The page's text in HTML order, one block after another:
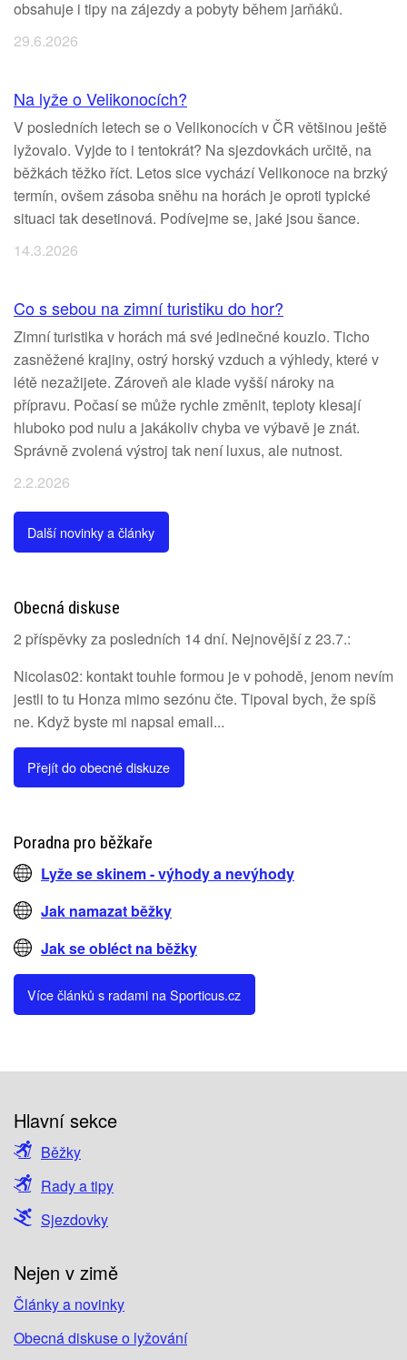
obsahuje i tipy na zájezdy a pobyty během jarňáků.
29.6.2026
Na lyže o Velikonocích?
V posledních letech se o Velikonocích v ČR většinou ještě
lyžovalo. Vyjde to i tentokrát? Na sjezdovkách určitě, na
běžkách těžko říct. Letos sice vychází Velikonoce na brzký
termín, ovšem zásoba sněhu na horách je oproti typické
situaci tak desetinová. Podívejme se, jaké jsou šance.
14.3.2026
Co s sebou na zimní turistiku do hor?
Zimní turistika v horách má své jedinečné kouzlo. Ticho
zasněžené krajiny, ostrý horský vzduch a výhledy, které v
létě nezažijete. Zároveň ale klade vyšší nároky na
přípravu. Počasí se může rychle změnit, teploty klesají
hluboko pod nulu a jakákoliv chyba ve výbavě je znát.
Správně zvolená výstroj tak není luxus, ale nutnost.
2.2.2026
Další novinky a články
Obecná diskuse
2 příspěvky za posledních 14 dní. Nejnovější z 23.7.:
Nicolas02: kontakt touhle formou je v pohodě, jenom nevím
jestli to tu Honza mimo sezónu čte. Tipoval bych, že spíš
ne. Když byste mi napsal email...
Přejít do obecné diskuze
Poradna pro běžkaře
Lyže se skinem - výhody a nevýhody
Jak namazat běžky
Jak se obléct na běžky
Více článků s radami na Sporticus.cz
Hlavní sekce
Běžky
Rady a tipy
Sjezdovky
Nejen v zimě
Články a novinky
Obecná diskuse o lyžování